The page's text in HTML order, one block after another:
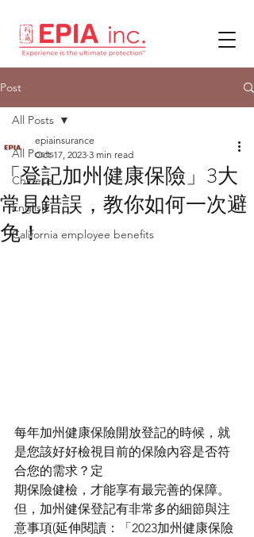
Post
All Posts
Chinese
English
California employee benefits
All Posts
「登記加州健康保險」3大
常見錯誤，教你如何一次避
免！
epiainsurance
Oct 17, 2023 3 min read
每年加州健康保險開放登記的時候，就
是您該好好檢視目前的保險內容是否符
合您的需求？定
期保險健檢，才能享有最完善的保障。
但，加州健保登記有非常多的細節與注
意事項(延伸閱讀：「2023加州健康保險